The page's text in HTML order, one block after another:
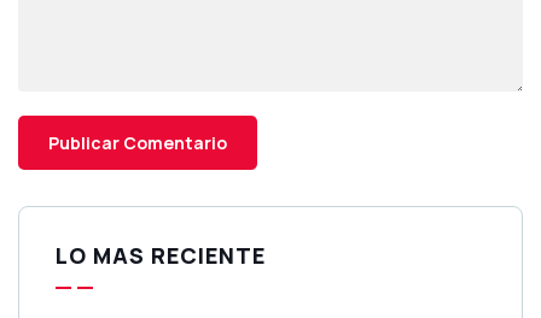
LO MAS RECIENTE